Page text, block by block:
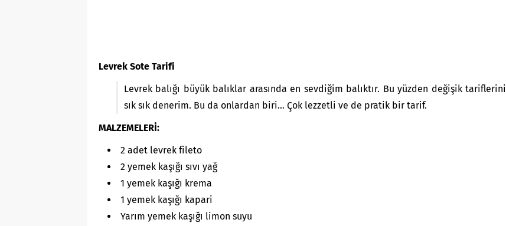
Levrek Sote Tarifi
Levrek balığı büyük balıklar arasında en sevdiğim balıktır. Bu yüzden değişik tariflerini
sık sık denerim. Bu da onlardan biri… Çok lezzetli ve de pratik bir tarif.
MALZEMELERİ:
2 adet levrek fileto
2 yemek kaşığı sıvı yağ
1 yemek kaşığı krema
1 yemek kaşığı kapari
Yarım yemek kaşığı limon suyu